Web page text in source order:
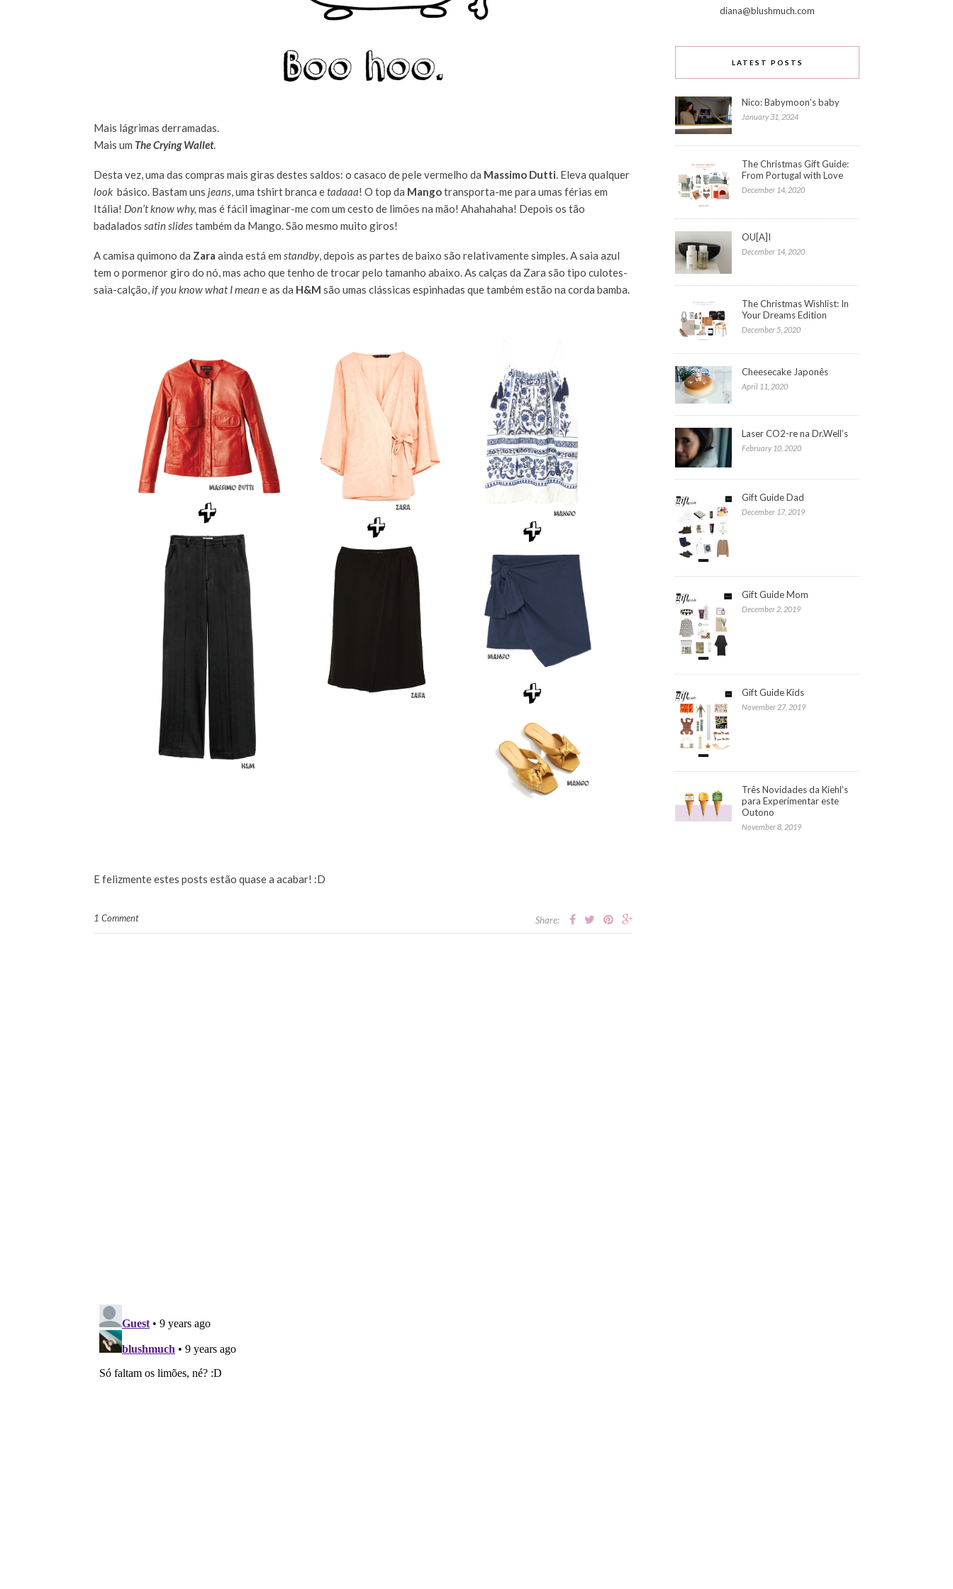
Mais lágrimas derramadas.
Mais um The Crying Wallet.
Desta vez, uma das compras mais giras destes saldos: o casaco de pele vermelho da Massimo Dutti. Eleva qualquer
look básico. Bastam uns jeans, uma tshirt branca etadaaa! O top da Mangotransporta-me para umas férias em
Itália! Don’t know why, mas é fácil imaginar-me com um cesto de limões na mão! Ahahahaha! Depois os tão
badalados satin slidestambém da Mango. São mesmo muito giros!
A camisa quimono da Zara ainda está em standby, depois as partes de baixo são relativamente simples. A saia azul
tem o pormenor giro do nó, mas acho que tenho de trocar pelo tamanho abaixo. As calças da Zara são tipo culotes-
saia-calção, if you know what I meane as da H&M são umas clássicas espinhadas que também estão na corda bamba.
E felizmente estes posts estão quase a acabar! :D
1 Comment Share:
diana@blushmuch.com
LATEST POSTS
Nico: Babymoon’s baby
January 31, 2024
The Christmas Gift Guide:
From Portugal with Love
December 14, 2020
OU[A]I
December 14, 2020
The Christmas Wishlist: In
Your Dreams Edition
December 5, 2020
Cheesecake Japonês
April 11, 2020
Laser CO2-re na Dr.Well’s
February 10, 2020
Gift Guide Dad
December 17, 2019
Gift Guide Mom
December 2, 2019
Gift Guide Kids
November 27, 2019
Três Novidades da Kiehl’s
para Experimentar este
Outono
November 8, 2019